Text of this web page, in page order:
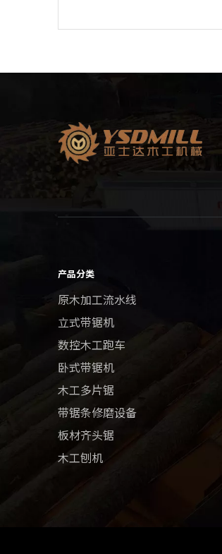
产品分类
原木加工流水线
立式带锯机
数控木工跑车
卧式带锯机
木工多片锯
带锯条修磨设备
板材齐头锯
木工刨机